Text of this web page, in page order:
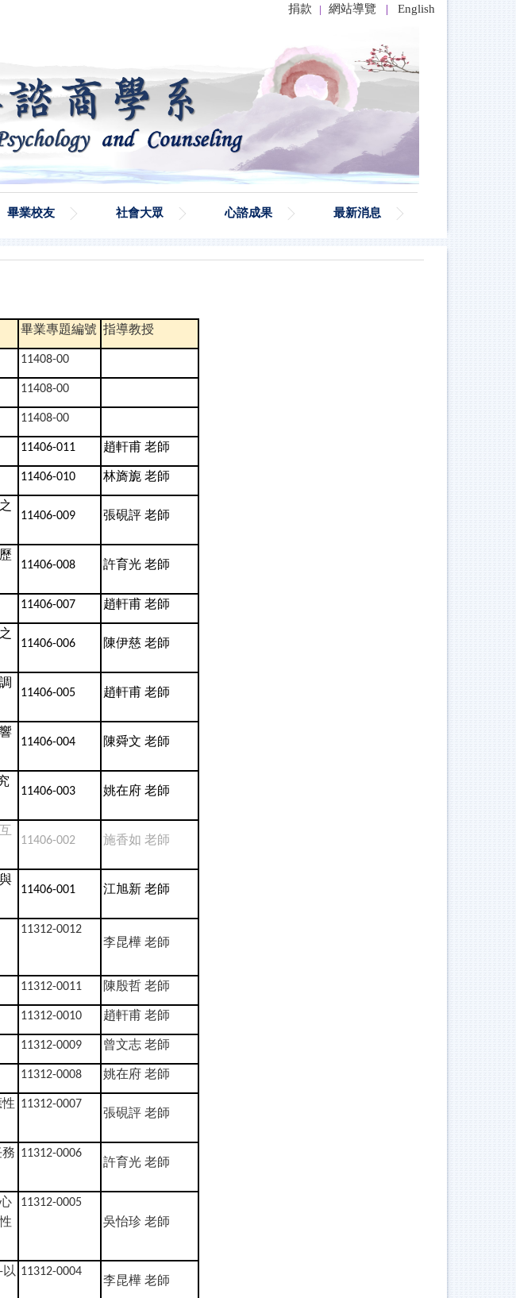
捐款 網站導覽 | English
畢業校友 社會大眾 心諮成果 最新消息
畢業專題編號 指導教授
11408-00
11408-00
11408-00
11406-011 趙軒甫 老師
11406-010 林旖旎 老師
11406-009 張硯評 老師
11406-008 許育光 老師
11406-007 趙軒甫 老師
11406-006 陳伊慈 老師
11406-005 趙軒甫 老師
11406-004 陳舜文 老師
11406-003 姚在府 老師
11406-002 施香如 老師
11406-001 江旭新 老師
11312-0012
李昆樺 老師
11312-0011 陳殷哲 老師
11312-0010 趙軒甫 老師
11312-0009 曾文志 老師
11312-0008 姚在府 老師
11312-0007
張硯評 老師
11312-0006
許育光 老師
11312-0005
吳怡珍 老師
-以 11312-0004
李昆樺 老師